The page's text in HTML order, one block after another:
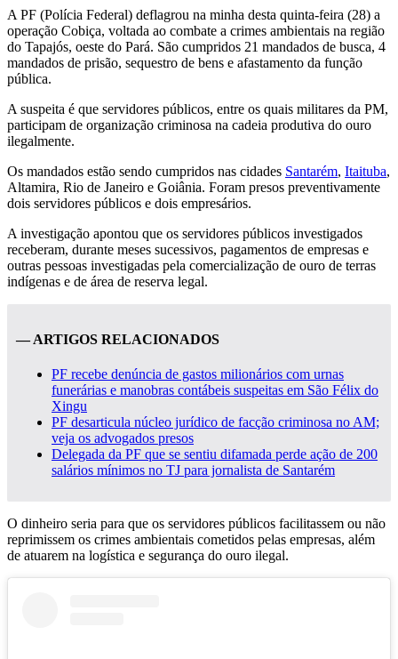
A PF (Polícia Federal) deflagrou na minha desta quinta-feira (28) a
operação Cobiça, voltada ao combate a crimes ambientais na região
do Tapajós, oeste do Pará. São cumpridos 21 mandados de busca, 4
mandados de prisão, sequestro de bens e afastamento da função
pública.
A suspeita é que servidores públicos, entre os quais militares da PM,
participam de organização criminosa na cadeia produtiva do ouro
ilegalmente.
Os mandados estão sendo cumpridos nas cidades Santarém, Itaituba,
Altamira, Rio de Janeiro e Goiânia. Foram presos preventivamente
dois servidores públicos e dois empresários.
A investigação apontou que os servidores públicos investigados
receberam, durante meses sucessivos, pagamentos de empresas e
outras pessoas investigadas pela comercialização de ouro de terras
indígenas e de área de reserva legal.
— ARTIGOS RELACIONADOS
PF recebe denúncia de gastos milionários com urnas
funerárias e manobras contábeis suspeitas em São Félix do
Xingu
PF desarticula núcleo jurídico de facção criminosa no AM;
veja os advogados presos
Delegada da PF que se sentiu difamada perde ação de 200
salários mínimos no TJ para jornalista de Santarém
O dinheiro seria para que os servidores públicos facilitassem ou não
reprimissem os crimes ambientais cometidos pelas empresas, além
de atuarem na logística e segurança do ouro ilegal.